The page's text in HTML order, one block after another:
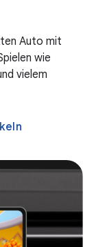
Auto mit
wie
vielem